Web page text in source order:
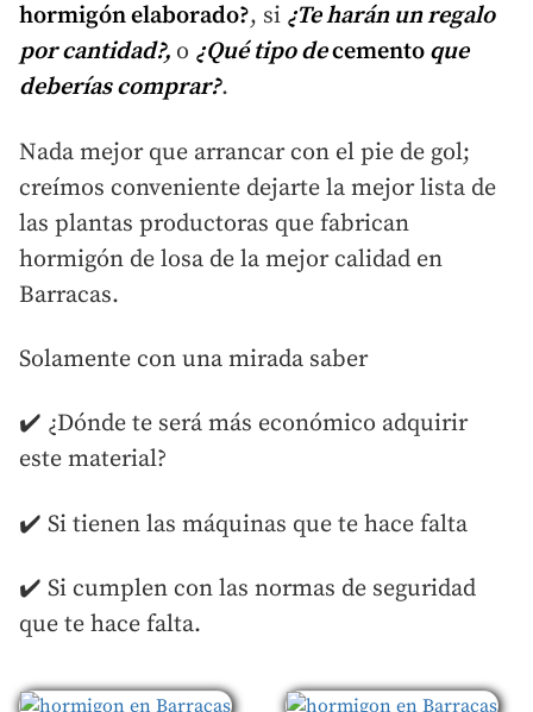
hormigón elaborado?, si ¿Te harán un regalo
por cantidad?, o ¿Qué tipo decemento que
deberías comprar?.
Nada mejor que arrancar con el pie de gol;
creímos conveniente dejarte la mejor lista de
las plantas productoras que fabrican
hormigón de losa de la mejor calidad en
Barracas.
Solamente con una mirada saber
✔️ ¿Dónde te será más económico adquirir
este material?
✔️ Si tienen las máquinas que te hace falta
✔️ Si cumplen con las normas de seguridad
que te hace falta.